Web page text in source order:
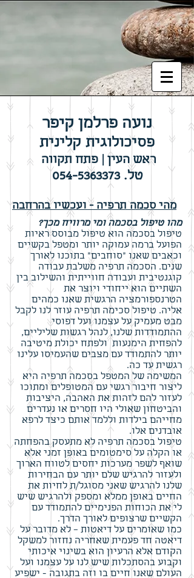
נועה פרלמן קיפר
פסיכולוגית קלינית
ראש העין | פתח תקווה
טל.054-5363373
מהי סכמה תרפיה - ועכשיו בהרחבה
מהו טיפול בסכמה ומי מרוויח מכך?
טיפול בסכמה הוא טיפול מבוסס ראיות
הפועל ברמה עמוקה יותר ומטפל בקשיים
וכאבים שאנו "סוחבים" בתוכנו לאורך
שנים. הסכמה תרפיה משלבת עבודה
קוגנטיבית ועבודה חווייתית והשילוב בין
השתיים הוא ייחודי ויוצר את
הטרנספורמציה הרגשית שאנו כמהים
אליה. טיפול סכימה תרפיה עוזר לנו לקבל
מבט מעמיק על עצמנו ועל דפוסי
ההתמודדות שלנו, לנהל רגשות שליליים,
להפחית הימנעות ולפתח יכולת מיטיבה
יותר להתמודד עם מצבים שהעמיסו עלינו
רגשית עד כה.
המשימה של המטפל בסכמה תרפיה היא
ליצור חיבור רגשי עם המטופלים ומתוכו
לעזור להם לזהות את האהבה, היציבות
והביטחון שאולי היו חסרים או נעדרים
מחייהם בילדות וללמד אותם כיצד לרפא
אובדנים אלו.
טיפול בסכמה תרפיה לא מתעסק בהפחתה
או הקלה על סימטומים באופן זמני אלא
שואף לשפר מערכות יחסים לטווח הארוך
ולעזור להרגיש שלם יותר עם הבחירות
שלנו להרגיש שאני מסוגל/ת לחיות את
החיים באופן ממלא ומספק ולהרגיש שיש
לי את הכוחות הפנימיים להתמודד עם
הקשיים שרצופים לאורך הדרך.
כמו שאומרים על דיאטות – לא מדובר על
דיאטה חד פעמית שאחריה נחזור למשקל
הקודם אלא הרעיון הוא בשינוי איכותי
וקבוע בהסתכלות שיש לנו על עצמנו ועל
העולם שאנו חיים בו וזה בתגובה - ישפיע